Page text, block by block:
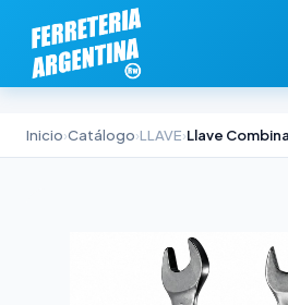
Inicio›Catálogo›LLAVE›